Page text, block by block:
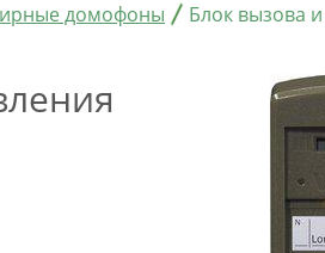
домофоны Блок вызова